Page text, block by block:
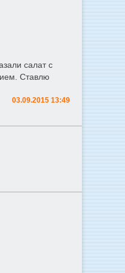
салат с
Ставлю
03.09.2015 13:49